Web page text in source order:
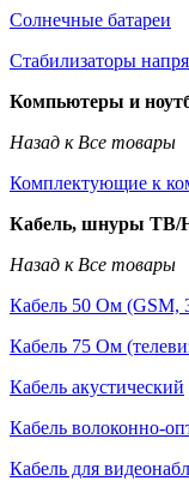
Солнечные батареи
Стабилизаторы
Компьютеры и
Назад к Все товары
Комплектующие к
Кабель, шнуры ТВ/
Назад к Все товары
Кабель 50 Ом (GSM,
Кабель 75 Ом
Кабель акустический
Кабель волоконно-
Кабель для